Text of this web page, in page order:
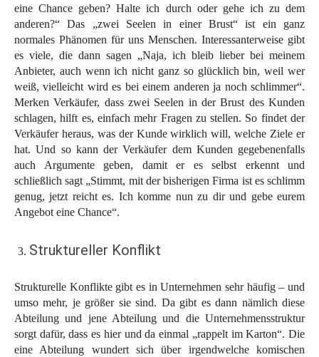
eine Chance geben? Halte ich durch oder gehe ich zu dem
anderen?“ Das „zwei Seelen in einer Brust“ ist ein ganz
normales Phänomen für uns Menschen. Interessanterweise gibt
es viele, die dann sagen „Naja, ich bleib lieber bei meinem
Anbieter, auch wenn ich nicht ganz so glücklich bin, weil wer
weiß, vielleicht wird es bei einem anderen ja noch schlimmer“.
Merken Verkäufer, dass zwei Seelen in der Brust des Kunden
schlagen, hilft es, einfach mehr Fragen zu stellen. So findet der
Verkäufer heraus, was der Kunde wirklich will, welche Ziele er
hat. Und so kann der Verkäufer dem Kunden gegebenenfalls
auch Argumente geben, damit er es selbst erkennt und
schließlich sagt „Stimmt, mit der bisherigen Firma ist es schlimm
genug, jetzt reicht es. Ich komme nun zu dir und gebe eurem
Angebot eine Chance“.
Struktureller Konflikt
Strukturelle Konflikte gibt es in Unternehmen sehr häufig – und
umso mehr, je größer sie sind. Da gibt es dann nämlich diese
Abteilung und jene Abteilung und die Unternehmensstruktur
sorgt dafür, dass es hier und da einmal „rappelt im Karton“. Die
eine Abteilung wundert sich über irgendwelche komischen